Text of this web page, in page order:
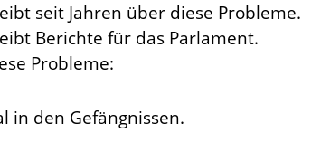
seit Jahren über diese Probleme.
Berichte für das Parlament.
Probleme:
in den Gefängnissen.